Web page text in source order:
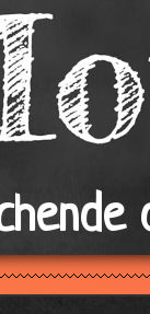
Magneetje
Werkdruk in de zorg
(b)engeltje
Vliegtuig
Priester toch!
Jambers